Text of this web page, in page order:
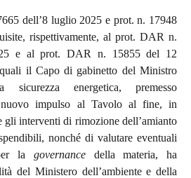
dell’8 luglio 2025 e prot. n. 17948
rispettivamente, al prot. DAR n.
e al prot. DAR n. 15855 del 12
il Capo di gabinetto del Ministro
sicurezza energetica, premesso
nuovo impulso al Tavolo al fine, in
gli interventi di rimozione dell’amianto
nonché di valutare eventuali
la governancedella materia, ha
del Ministero dell’ambiente e della